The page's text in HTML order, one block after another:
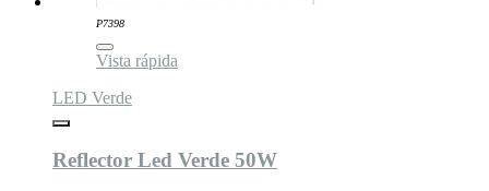
P7398
Vista rápida
LED Verde
Reflector Led Verde 50W